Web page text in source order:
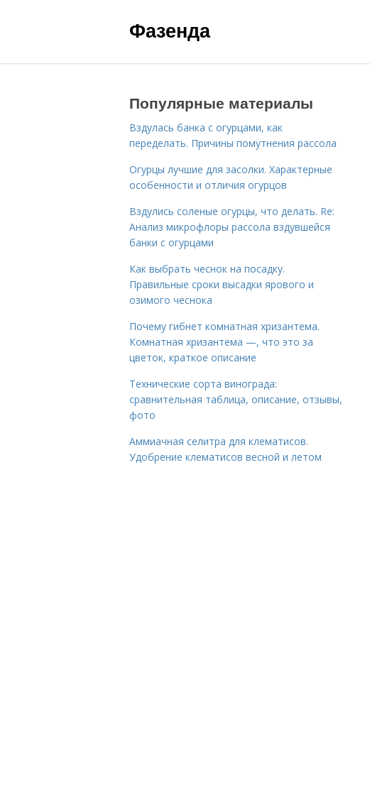
Фазенда
Популярные материалы
Вздулась банка с огурцами, как
переделать. Причины помутнения рассола
Огурцы лучшие для засолки. Характерные
особенности и отличия огурцов
Вздулись соленые огурцы, что делать. Re:
Анализ микрофлоры рассола вздувшейся
банки с огурцами
Как выбрать чеснок на посадку.
Правильные сроки высадки ярового и
озимого чеснока
Почему гибнет комнатная хризантема.
Комнатная хризантема —, что это за
цветок, краткое описание
Технические сорта винограда:
сравнительная таблица, описание, отзывы,
фото
Аммиачная селитра для клематисов.
Удобрение клематисов весной и летом